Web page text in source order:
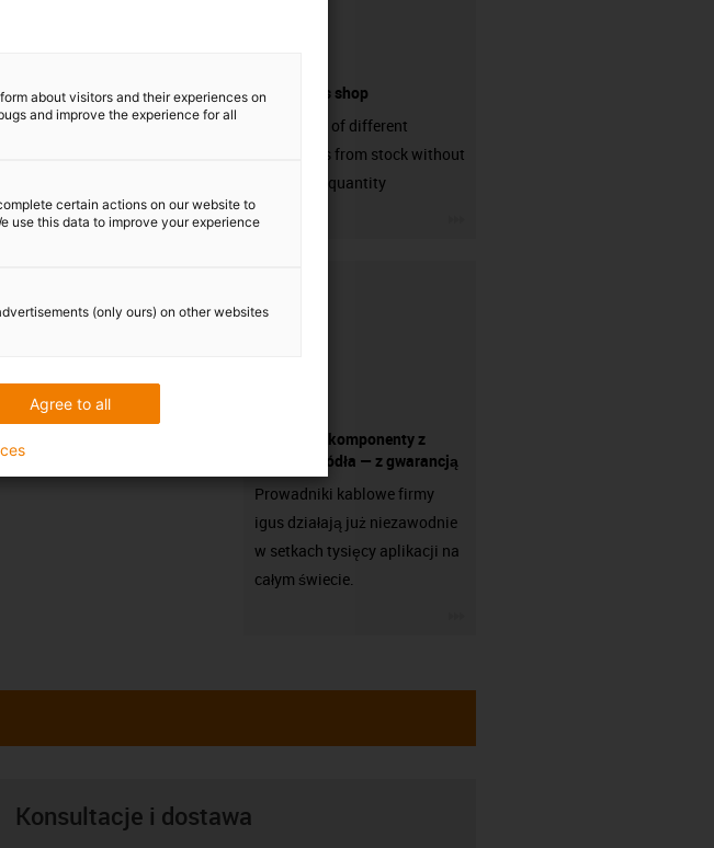
connectors shop
big variaty of different
connectors from stock without
min. order quantity
Wszystkie komponenty z
jednego źródła — z gwarancją
Prowadniki kablowe firmy
igus działają już niezawodnie
w setkach tysięcy aplikacji na
całym świecie.
Konsultacje i dostawa
about visitors and their experiences on
and improve the experience for all
certain actions on our website to
use this data to improve your experience
(only ours) on other websites
Agree to all